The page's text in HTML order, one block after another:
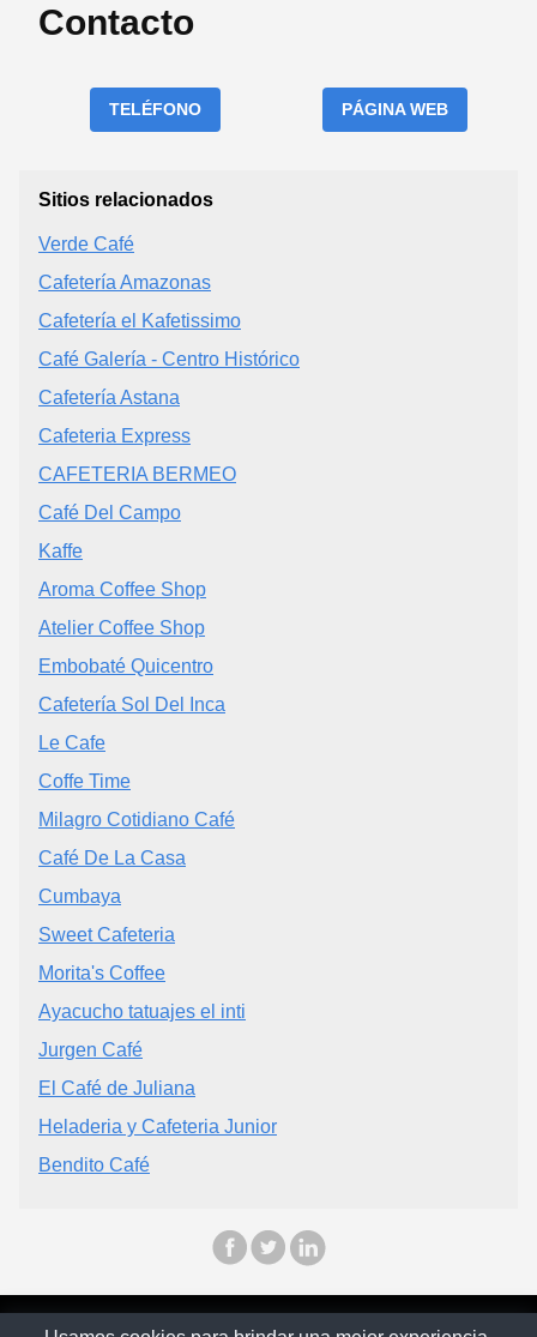
Contacto
TELÉFONO PÁGINA WEB
Sitios relacionados
Verde Café
Cafetería Amazonas
Cafetería el Kafetissimo
Café Galería - Centro Histórico
Cafetería Astana
Cafeteria Express
CAFETERIA BERMEO
Café Del Campo
Kaffe
Aroma Coffee Shop
Atelier Coffee Shop
Embobaté Quicentro
Cafetería Sol Del Inca
Le Cafe
Coffe Time
Milagro Cotidiano Café
Café De La Casa
Cumbaya
Sweet Cafeteria
Morita's Coffee
Ayacucho tatuajes el inti
Jurgen Café
El Café de Juliana
Heladeria y Cafeteria Junior
Bendito Café